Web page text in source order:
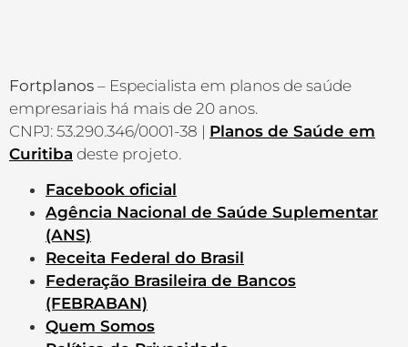
Fortplanos – Especialista em planos de saúde
empresariais há mais de 20 anos.
CNPJ: 53.290.346/0001-38 | Planos de Saúde em
Curitiba deste projeto.
Facebook oficial
Agência Nacional de Saúde Suplementar
(ANS)
Receita Federal do Brasil
Federação Brasileira de Bancos
(FEBRABAN)
Quem Somos